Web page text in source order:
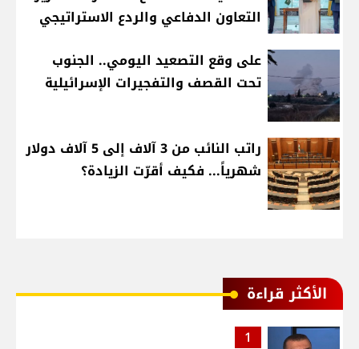
التعاون الدفاعي والردع الاستراتيجي
على وقع التصعيد اليومي.. الجنوب
تحت القصف والتفجيرات الإسرائيلية
راتب النائب من 3 آلاف إلى 5 آلاف دولار
شهرياً... فكيف أقرّت الزيادة؟
الأكثر قراءة
1